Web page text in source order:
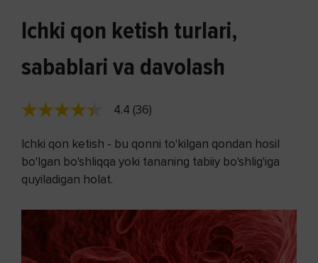
Ichki qon ketish turlari,
sabablari va davolash
4.4 (36)
Ichki qon ketish - bu qonni to'kilgan qondan hosil
bo'lgan bo'shliqqa yoki tananing tabiiy bo'shlig'iga
quyiladigan holat.